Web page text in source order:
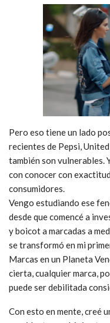
Pero eso tiene un lado
recientes de Pepsi,
también son vulnerables.
con conocer con
consumidores.
Vengo estudiando ese
desde que comencé a
y boicot a marcadas a
se transformó en mi
Marcas en un Planeta
cierta, cualquier marca,
puede ser debilitada
Con esto en mente, creé